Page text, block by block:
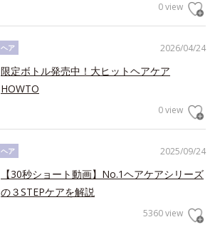
0 view
2026/04/24
ヘア
限定ボトル発売中！大ヒットヘアケア
HOWTO
0 view
2025/09/24
ヘア
【30秒ショート動画】No.1ヘアケアシリーズ
の３STEPケアを解説
5360 view